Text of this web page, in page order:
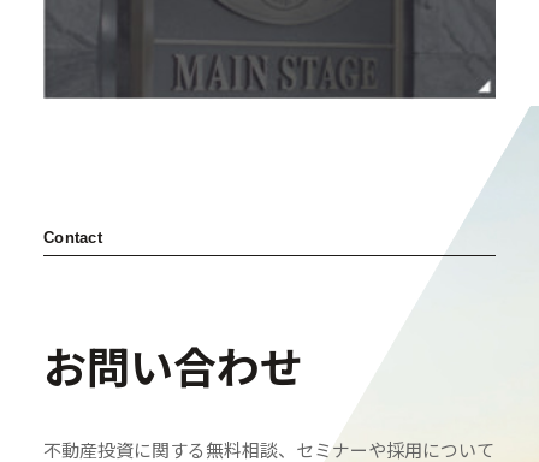
Contact
お問い合わせ
不動産投資に関する無料相談、セミナーや採用について